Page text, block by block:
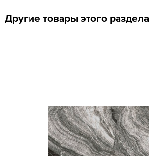
Другие товары этого раздела